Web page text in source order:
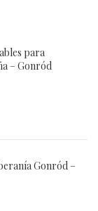
para
– Gonród
Gonród –